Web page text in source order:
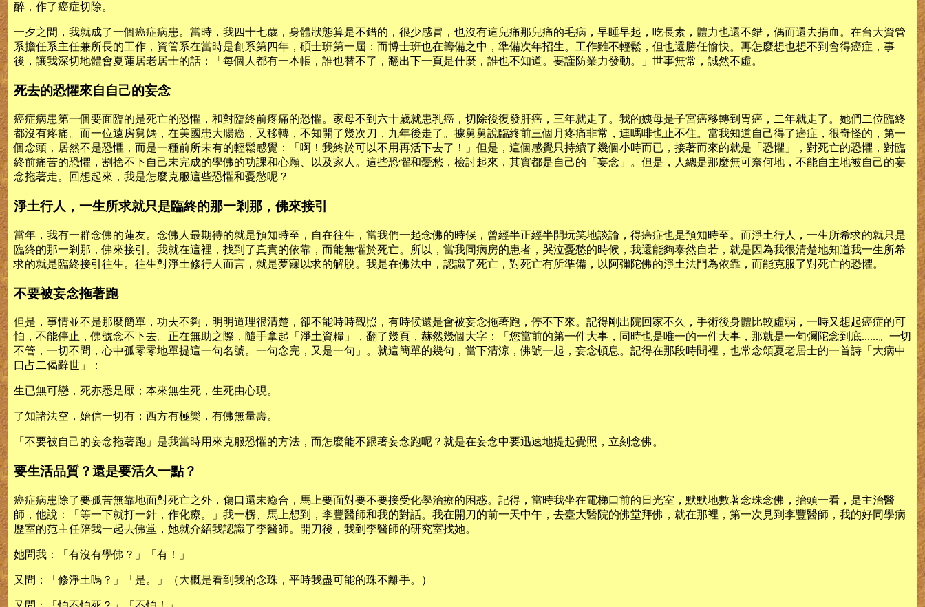
醉，作了癌症切除。
一夕之間，我就成了一個癌症病患。當時，我四十七歲，身體狀態算是不錯的，很少感冒，也沒有這兒痛那兒痛的毛病，早睡早起，吃長素，體力也還不錯，偶而還去捐血。在台大資管
系擔任系主任兼所長的工作，資管系在當時是創系第四年，碩士班第一屆：而博士班也在籌備之中，準備次年招生。工作雖不輕鬆，但也還勝任愉快。再怎麼想也想不到會得癌症，事
後，讓我深切地體會夏蓮居老居士的話：「每個人都有一本帳，誰也替不了，翻出下一頁是什麼，誰也不知道。要謹防業力發動。」世事無常，誠然不虛。
死去的恐懼來自自己的妄念
癌症病患第一個要面臨的是死亡的恐懼，和對臨終前疼痛的恐懼。家母不到六十歲就患乳癌，切除後復發肝癌，三年就走了。我的姨母是子宮癌移轉到胃癌，二年就走了。她們二位臨終
都沒有疼痛。而一位遠房舅媽，在美國患大腸癌，又移轉，不知開了幾次刀，九年後走了。據舅舅說臨終前三個月疼痛非常，連嗎啡也止不住。當我知道自己得了癌症，很奇怪的，第一
個念頭，居然不是恐懼，而是一種前所未有的輕鬆感覺：「啊！我終於可以不用再活下去了！」但是，這個感覺只持續了幾個小時而已，接著而來的就是「恐懼」，對死亡的恐懼，對臨
終前痛苦的恐懼，割捨不下自己未完成的學佛的功課和心願、以及家人。這些恐懼和憂愁，檢討起來，其實都是自己的「妄念」。但是，人總是那麼無可奈何地，不能自主地被自己的妄
念拖著走。回想起來，我是怎麼克服這些恐懼和憂愁呢？
淨土行人，一生所求就只是臨終的那一剎那，佛來接引
當年，我有一群念佛的蓮友。念佛人最期待的就是預知時至，自在往生，當我們一起念佛的時候，曾經半正經半開玩笑地談論，得癌症也是預知時至。而淨土行人，一生所希求的就只是
臨終的那一剎那，佛來接引。我就在這裡，找到了真實的依靠，而能無懼於死亡。所以，當我同病房的患者，哭泣憂愁的時候，我還能夠泰然自若，就是因為我很清楚地知道我一生所希
求的就是臨終接引往生。往生對淨土修行人而言，就是夢寐以求的解脫。我是在佛法中，認識了死亡，對死亡有所準備，以阿彌陀佛的淨土法門為依靠，而能克服了對死亡的恐懼。
不要被妄念拖著跑
但是，事情並不是那麼簡單，功夫不夠，明明道理很清楚，卻不能時時觀照，有時候還是會被妄念拖著跑，停不下來。記得剛出院回家不久，手術後身體比較虛弱，一時又想起癌症的可
怕，不能停止，佛號念不下去。正在無助之際，隨手拿起「淨土資糧」，翻了幾頁，赫然幾個大字：「您當前的第一件大事，同時也是唯一的一件大事，那就是一句彌陀念到底......。一切
不管，一切不問，心中孤零零地單提這一句名號。一句念完，又是一句」。就這簡單的幾句，當下清涼，佛號一起，妄念頓息。記得在那段時間裡，也常念頌夏老居士的一首詩「大病中
口占二偈辭世」：
生已無可戀，死亦悉足厭；本來無生死，生死由心現。
了知諸法空，始信一切有；西方有極樂，有佛無量壽。
「不要被自己的妄念拖著跑」是我當時用來克服恐懼的方法，而怎麼能不跟著妄念跑呢？就是在妄念中要迅速地提起覺照，立刻念佛。
要生活品質？還是要活久一點？
癌症病患除了要孤苦無靠地面對死亡之外，傷口還未癒合，馬上要面對要不要接受化學治療的困惑。記得，當時我坐在電梯口前的日光室，默默地數著念珠念佛，抬頭一看，是主治醫
師，他說：「等一下就打一針，作化療。」我一楞、馬上想到，李豐醫師和我的對話。我在開刀的前一天中午，去臺大醫院的佛堂拜佛，就在那裡，第一次見到李豐醫師，我的好同學病
歷室的范主任陪我一起去佛堂，她就介紹我認識了李醫師。開刀後，我到李醫師的研究室找她。
她問我：「有沒有學佛？」「有！」
又問：「修淨土嗎？」「是。」（大概是看到我的念珠，平時我盡可能的珠不離手。）